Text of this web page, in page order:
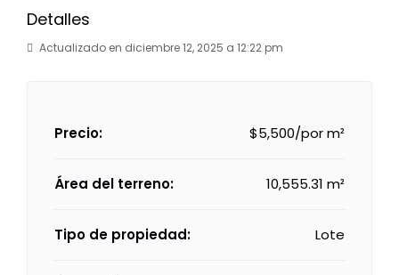
Detalles
Actualizado en diciembre 12, 2025 a 12:22 pm
Precio: $5,500/por m²
Área del terreno: 10,555.31 m²
Tipo de propiedad: Lote